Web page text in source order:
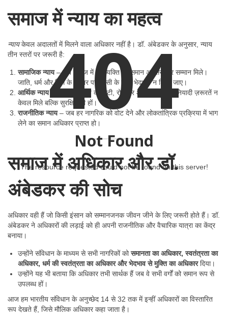
समाज में न्याय का महत्व
न्यायकेवल अदालतों में मिलने वाला अधिकार नहीं है। डॉ. अंबेडकर के अनुसार, न्याय
तीन स्तरों पर जरूरी है:
सामाजिक न्याय– जब समाज में हर व्यक्ति को समान अवसर और सम्मान मिले।
जाति, धर्म और लिंग के आधार पर किसी के साथ भेदभाव न किया जाए।
आर्थिक न्याय– जब हर व्यक्ति को रोटी, रोजगार और जीवन की बुनियादी ज़रूरतें न
केवल मिले बल्कि सुरक्षित भी हों।
राजनीतिक न्याय– जब हर नागरिक को वोट देने और लोकतांत्रिक प्रक्रिया में भाग
लेने का समान अधिकार प्राप्त हो।
समाज में अधिकार और डॉ.
अंबेडकर की सोच
अधिकार वही हैं जो किसी इंसान को सम्मानजनक जीवन जीने के लिए जरूरी होते हैं। डॉ.
अंबेडकर ने अधिकारों की लड़ाई को ही अपनी राजनीतिक और वैचारिक यात्रा का केंद्र
बनाया।
उन्होंने संविधान के माध्यम से सभी नागरिकों कोसमानता का अधिकार, स्वतंत्रता का
अधिकार, धर्म की स्वतंत्रता का अधिकार और भेदभाव से मुक्ति का अधिकारदिया।
उन्होंने यह भी बताया कि अधिकार तभी सार्थक हैं जब वे सभी वर्गों को समान रूप से
उपलब्ध हों।
आज हम भारतीय संविधान के अनुच्छेद 14 से 32 तक में इन्हीं अधिकारों का विस्तारित
रूप देखते हैं, जिसे मौलिक अधिकार कहा जाता है।
404
Not Found
The resource requested could not be found on this server!